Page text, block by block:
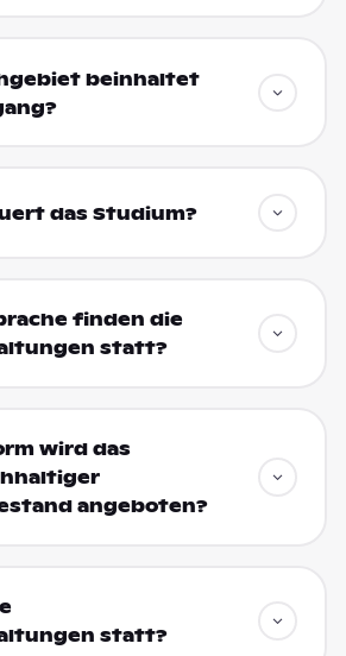
beinhaltet
das Studium?
finden die
statt?
wird das
angeboten?
statt?